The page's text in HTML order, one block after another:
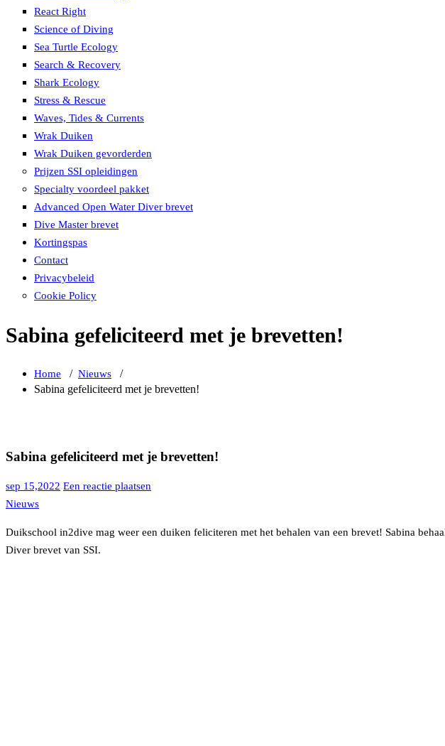
React Right
Science of Diving
Sea Turtle Ecology
Search & Recovery
Shark Ecology
Stress & Rescue
Waves, Tides & Currents
Wrak Duiken
Wrak Duiken gevorderden
Prijzen SSI opleidingen
Specialty voordeel pakket
Advanced Open Water Diver brevet
Dive Master brevet
Kortingspas
Contact
Privacybeleid
Cookie Policy
Sabina gefeliciteerd met je brevetten!
Home / Nieuws /
Sabina gefeliciteerd met je brevetten!
Sabina gefeliciteerd met je brevetten!
sep 15,2022 Een reactie plaatsen
Nieuws
Duikschool in2dive mag weer een duiken feliciteren met het behalen van een brevet! Sabina
Diver brevet van SSI.